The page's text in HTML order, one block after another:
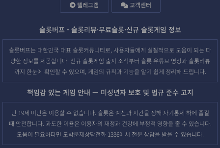
텔레그램 고객센터
슬롯버프 - 슬롯리뷰·무료슬롯·신규 슬롯게임 정보
슬롯버프는 대한민국 대표 슬롯커뮤니티로, 사용자들에게 실질적으로 도움이 되는 다
양한 정보를 제공합니다. 신규 슬롯게임 출시 소식부터 슬롯 유튜브 영상과 슬롯리뷰
까지 한눈에 확인할 수 있으며, 게임의 규칙과 기능을 알기 쉽게 정리해 드립니다.
책임감 있는 게임 안내 — 미성년자 보호 및 법규 준수 고지
만 19세 미만은 이용할 수 없습니다. 슬롯은 예산과 시간을 정해 자기통제 하에 즐길
때 안전합니다. 과도한 이용은 이용자의 재정과 건강에 부정적 영향을 줄 수 있습니다.
도움이 필요하다면 도박문제상담전화 1336에서 전문 상담을 받을 수 있습니다.